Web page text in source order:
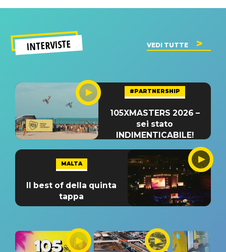
INTERVISTE VEDI TUTTE
#PARTNERSHIP
105XMASTERS 2026 –
sei stato
INDIMENTICABILE!
MALTA
Il best of della quinta
tappa